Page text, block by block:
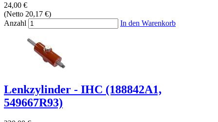
24,00 €
(Netto 20,17 €)
Anzahl
In den Warenkorb
Lenkzylinder - IHC (188842A1,
549667R93)